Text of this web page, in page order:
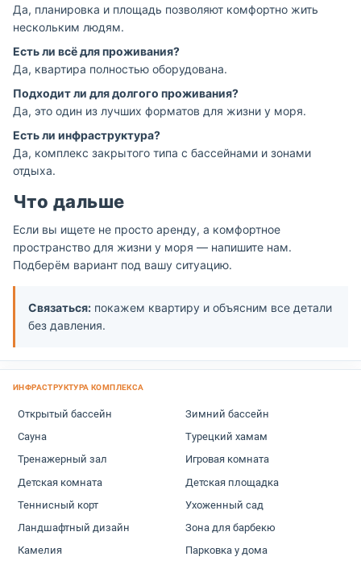
Да, планировка и площадь позволяют комфортно жить
нескольким людям.
Есть ли всё для проживания?
Да, квартира полностью оборудована.
Подходит ли для долгого проживания?
Да, это один из лучших форматов для жизни у моря.
Есть ли инфраструктура?
Да, комплекс закрытого типа с бассейнами и зонами
отдыха.
Что дальше
Если вы ищете не просто аренду, а комфортное
пространство для жизни у моря — напишите нам.
Подберём вариант под вашу ситуацию.
Связаться: покажем квартиру и объясним все детали
без давления.
Открытый бассейн
Зимний бассейн
Сауна
Турецкий хамам
Тренажерный зал
Игровая комната
Детская комната
Детская площадка
Теннисный корт
Ухоженный сад
Ландшафтный дизайн
Зона для барбекю
Камелия
Парковка у дома